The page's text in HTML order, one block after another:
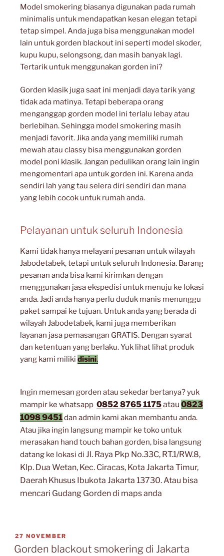
Model smokering biasanya digunakan pada rumah
minimalis untuk mendapatkan kesan elegan tetapi
tetap simpel. Anda juga bisa menggunakan model
lain untuk gorden blackout ini seperti model skoder,
kupu kupu, selongsong, dan masih banyak lagi.
Tertarik untuk menggunakan gorden ini?
Gorden klasik juga saat ini menjadi daya tarik yang
tidak ada matinya. Tetapi beberapa orang
menganggap gorden model ini terlalu lebay atau
berlebihan. Sehingga model smokering masih
menjadi favorit. Jika anda yang memiliki rumah
mewah atau classy bisa menggunakan gorden
model poni klasik. Jangan pedulikan orang lain ingin
mengomentari apa untuk gorden ini. Karena anda
sendiri lah yang tau selera diri sendiri dan mana
yang lebih cocok untuk rumah anda.
Pelayanan untuk seluruh Indonesia
Kami tidak hanya melayani pesanan untuk wilayah
Jabodetabek, tetapi untuk seluruh Indonesia. Barang
pesanan anda bisa kami kirimkan dengan
menggunakan jasa ekspedisi untuk menuju ke lokasi
anda. Jadi anda hanya perlu duduk manis menunggu
paket sampai ke tujuan. Untuk anda yang berada di
wilayah Jabodetabek, kami juga memberikan
layanan jasa pemasangan GRATIS. Dengan syarat
dan ketentuan yang berlaku. Yuk lihat lihat produk
yang kami miliki disini.
Ingin memesan gorden atau sekedar bertanya? yuk
mampir ke whatsapp 0852 8765 1175atau 0823
1098 9451dan admin kami akan membantu anda.
Atau jika ingin langsung mampir ke toko untuk
merasakan hand touch bahan gorden, bisa langsung
datang ke lokasi di Jl. Raya Pkp No.33C, RT.1/RW.8,
Klp. Dua Wetan, Kec. Ciracas, Kota Jakarta Timur,
Daerah Khusus Ibukota Jakarta 13730. Atau bisa
mencari Gudang Gorden di maps anda
27 NOVEMBER
Gorden blackout smokering di Jakarta